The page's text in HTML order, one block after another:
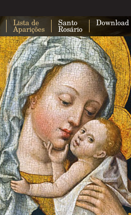
Lista de
Aparições
Santo
Rosário
Download
Esta página não
corretamente.
Você é o